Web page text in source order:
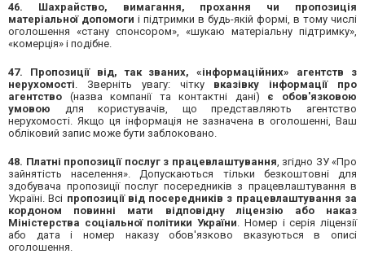
46. ​​Шахрайство, вимагання, прохання чи пропозиція
матеріальної допомоги і підтримки в будь-якій формі, в тому числі
оголошення «стану спонсором», «шукаю матеріальну підтримку»,
«комерція» і подібне.
47. Пропозиції від, так званих, «інформаційних» агентств з
нерухомості. Зверніть увагу: чітку вказівку інформації про
агентство (назва компанії та контактні дані) є обов'язковою
умовою для користувачів, що представляють агентство
нерухомості. Якщо ця інформація не зазначена в оголошенні, Ваш
обліковий запис може бути заблоковано.
48. Платні пропозиції послуг з працевлаштування, згідно ЗУ «Про
зайнятість населення». Допускаються тільки безкоштовні для
здобувача пропозиції послуг посередників з працевлаштування в
Україні. Всі пропозиції від посередників з працевлаштування за
кордоном повинні мати відповідну ліцензію або наказ
Міністерства соціальної політики України. Номер і серія ліцензії
або дата і номер наказу обов'язково вказуються в описі
оголошення.